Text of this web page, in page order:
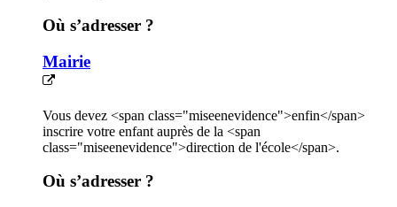
Où s’adresser ?
Mairie
Vous devez <span class="miseenevidence">enfin</span>
inscrire votre enfant auprès de la <span
class="miseenevidence">direction de l'école</span>.
Où s’adresser ?